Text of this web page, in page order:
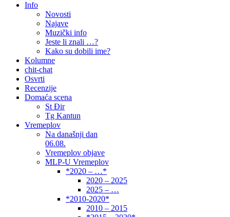
Autori
Info
Novosti
Najave
Muzički info
Jeste li znali …?
Kako su dobili ime?
Kolumne
chit-chat
Osvrti
Recenzije
Domaća scena
St Đir
Tg Kantun
Vremeplov
Na današnji dan
06.08.
Vremeplov objave
MLP-U Vremeplov
*2020 – …*
2020 – 2025
2025 – …
*2010-2020*
2010 – 2015